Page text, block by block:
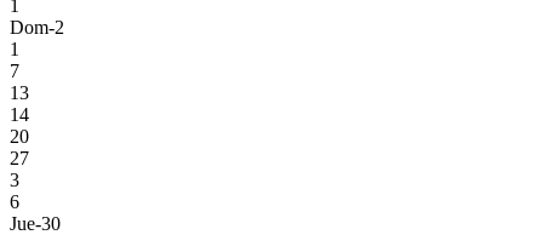
1
Dom-2
1
7
13
14
20
27
3
6
Jue-30